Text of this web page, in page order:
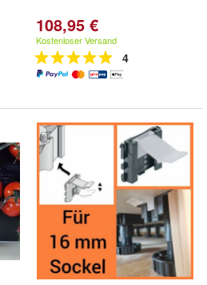
108,95 €
Kostenloser Versand
4